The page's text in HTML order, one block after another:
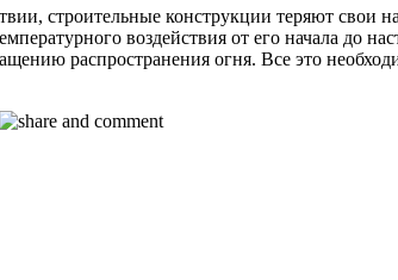
строительные конструкции теряют свои
воздействия от его начала до
распространения огня. Все это